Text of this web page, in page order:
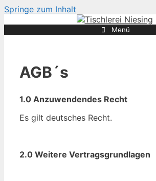
Springe zum Inhalt
Menü
AGB´s
1.0 Anzuwendendes Recht
Es gilt deutsches Recht.
2.0 Weitere Vertragsgrundlagen